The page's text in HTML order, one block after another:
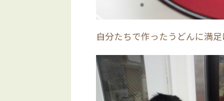
自分たちで作ったうどんに満